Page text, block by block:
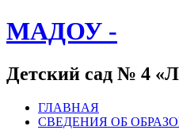
МАДОУ -
Детский сад № 4
ГЛАВНАЯ
СВЕДЕНИЯ ОБ